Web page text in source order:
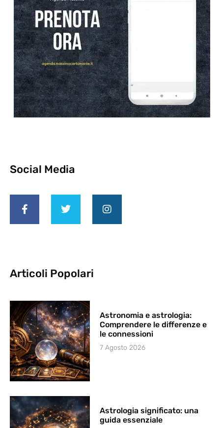
Social Media
Articoli Popolari
Astronomia e astrologia:
Comprendere le differenze e
le connessioni
7 Agosto 2026
Astrologia significato: una
guida essenziale